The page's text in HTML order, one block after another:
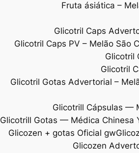
Fruta ásiática –
Glicotril Caps
Glicotril Caps PV – Melão São
Glicotril
Glicotril
Glicotril Gotas Advertorial –
Glicotrill Cápsulas —
Glicotrill Gotas — Médica Chinesa
Glicozen + gotas Oficial gw
Glicozen